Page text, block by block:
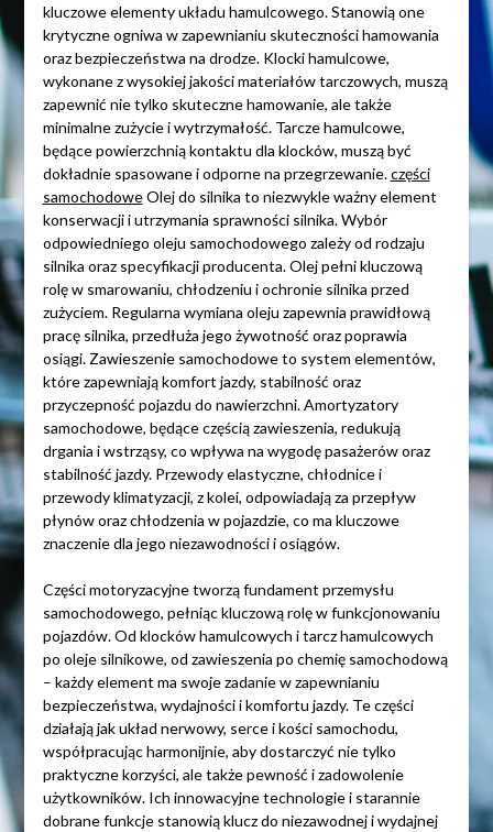
kluczowe elementy układu hamulcowego. Stanowią one
krytyczne ogniwa w zapewnianiu skuteczności hamowania
oraz bezpieczeństwa na drodze. Klocki hamulcowe,
wykonane z wysokiej jakości materiałów tarczowych, muszą
zapewnić nie tylko skuteczne hamowanie, ale także
minimalne zużycie i wytrzymałość. Tarcze hamulcowe,
będące powierzchnią kontaktu dla klocków, muszą być
dokładnie spasowane i odporne na przegrzewanie.części
samochodoweOlej do silnika to niezwykle ważny element
konserwacji i utrzymania sprawności silnika. Wybór
odpowiedniego oleju samochodowego zależy od rodzaju
silnika oraz specyfikacji producenta. Olej pełni kluczową
rolę w smarowaniu, chłodzeniu i ochronie silnika przed
zużyciem. Regularna wymiana oleju zapewnia prawidłową
pracę silnika, przedłuża jego żywotność oraz poprawia
osiągi. Zawieszenie samochodowe to system elementów,
które zapewniają komfort jazdy, stabilność oraz
przyczepność pojazdu do nawierzchni. Amortyzatory
samochodowe, będące częścią zawieszenia, redukują
drgania i wstrząsy, co wpływa na wygodę pasażerów oraz
stabilność jazdy. Przewody elastyczne, chłodnice i
przewody klimatyzacji, z kolei, odpowiadają za przepływ
płynów oraz chłodzenia w pojazdzie, co ma kluczowe
znaczenie dla jego niezawodności i osiągów.
Części motoryzacyjne tworzą fundament przemysłu
samochodowego, pełniąc kluczową rolę w funkcjonowaniu
pojazdów. Od klocków hamulcowych i tarcz hamulcowych
po oleje silnikowe, od zawieszenia po chemię samochodową
– każdy element ma swoje zadanie w zapewnianiu
bezpieczeństwa, wydajności i komfortu jazdy. Te części
działają jak układ nerwowy, serce i kości samochodu,
współpracując harmonijnie, aby dostarczyć nie tylko
praktyczne korzyści, ale także pewność i zadowolenie
użytkowników. Ich innowacyjne technologie i starannie
dobrane funkcje stanowią klucz do niezawodnej i wydajnej